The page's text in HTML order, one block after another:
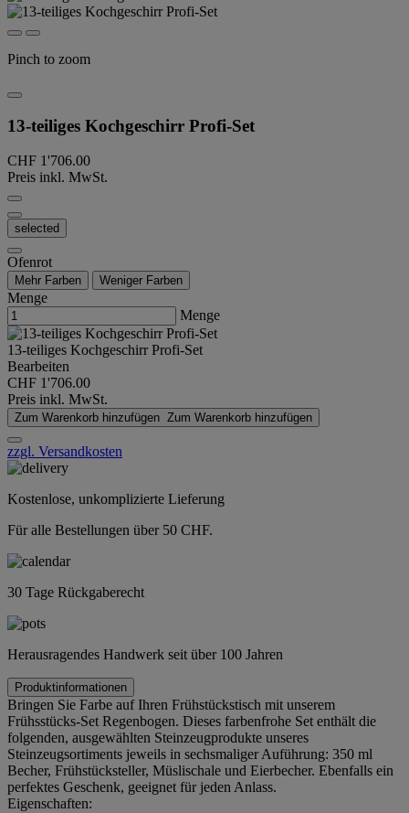
Pinch to zoom
13-teiliges Kochgeschirr Profi-Set
CHF 1'706.00
Preis inkl. MwSt.
selected
Ofenrot
Mehr Farben Weniger Farben
Menge
Menge
13-teiliges Kochgeschirr Profi-Set
Bearbeiten
CHF 1'706.00
Preis inkl. MwSt.
Zum Warenkorb hinzufügen Zum Warenkorb hinzufügen
zzgl. Versandkosten
Kostenlose, unkomplizierte Lieferung
Für alle Bestellungen über 50 CHF.
30 Tage Rückgaberecht
Herausragendes Handwerk seit über 100 Jahren
Produktinformationen
Bringen Sie Farbe auf Ihren Frühstückstisch mit unserem
Frühsstücks-Set Regenbogen. Dieses farbenfrohe Set enthält die
folgenden, ausgewählten Steinzeugprodukte unseres
Steinzeugsortiments jeweils in sechsmaliger Auführung: 350 ml
Becher, Frühstücksteller, Müslischale und Eierbecher. Ebenfalls ein
perfektes Geschenk, geeignet für jeden Anlass.
Eigenschaften: